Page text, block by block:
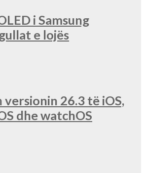
i Samsung
e lojës
26.3 të iOS,
dhe watchOS